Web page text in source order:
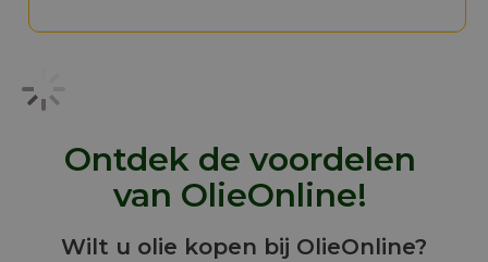
Ontdek de voordelen
van OlieOnline!
Wilt u olie kopen bij OlieOnline?